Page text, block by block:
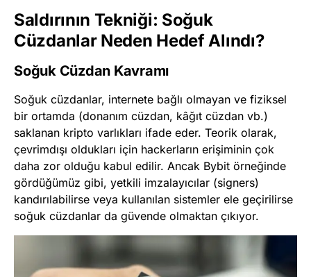
Saldırının Tekniği: Soğuk
Cüzdanlar Neden Hedef Alındı?
Soğuk Cüzdan Kavramı
Soğuk cüzdanlar, internete bağlı olmayan ve fiziksel
bir ortamda (donanım cüzdan, kâğıt cüzdan vb.)
saklanan kripto varlıkları ifade eder. Teorik olarak,
çevrimdışı oldukları için hackerların erişiminin çok
daha zor olduğu kabul edilir. Ancak Bybit örneğinde
gördüğümüz gibi, yetkili imzalayıcılar (signers)
kandırılabilirse veya kullanılan sistemler ele geçirilirse
soğuk cüzdanlar da güvende olmaktan çıkıyor.